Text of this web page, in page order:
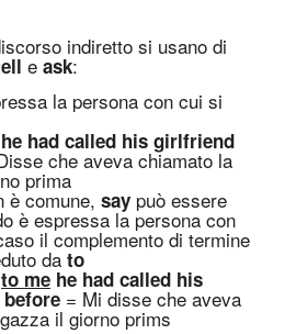
indiretto si usano di
e ask:
la persona con cui si
had called his girlfriend
che aveva chiamato la
prima
è comune, say può essere
è espressa la persona con
il complemento di termine
da to
to me he had called his
= Mi disse che aveva
il giorno prims